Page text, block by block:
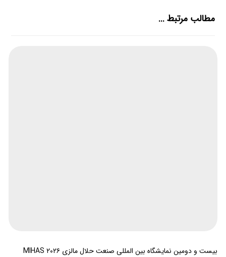
مطالب مرتبط ...
بیست و دومین نمایشگاه بین المللی صنعت حلال مالزی MIHAS ۲۰۲۶